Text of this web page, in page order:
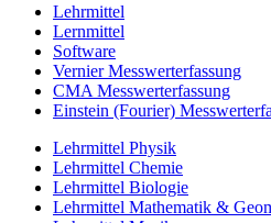
Lehrmittel
Lernmittel
Software
Vernier Messwerterfassung
CMA Messwerterfassung
Einstein (Fourier)
Lehrmittel Physik
Lehrmittel Chemie
Lehrmittel Biologie
Lehrmittel Mathematik &